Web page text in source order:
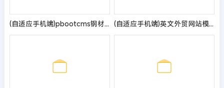
(自适应手机端)pbootcms钢材加工网站模板 钢材切割钢材销售网站源码 (自适应手机端)英文外贸网站模板 企业通用电子产品外贸网站源码